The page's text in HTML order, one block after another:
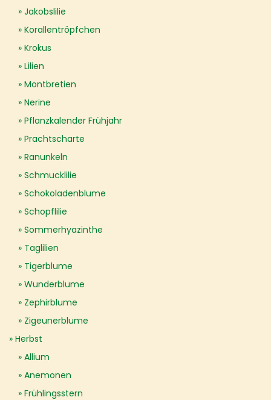
Jakobslilie
Korallentröpfchen
Krokus
Lilien
Montbretien
Nerine
Pflanzkalender Frühjahr
Prachtscharte
Ranunkeln
Schmucklilie
Schokoladenblume
Schopflilie
Sommerhyazinthe
Taglilien
Tigerblume
Wunderblume
Zephirblume
Zigeunerblume
Herbst
Allium
Anemonen
Frühlingsstern